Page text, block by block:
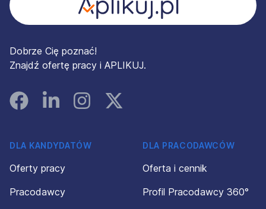
Dobrze Cię poznać!
Znajdź ofertę pracy i APLIKUJ.
FacebookLinked InInstagramInstagram
DLA KANDYDATÓW
Oferty pracy
Pracodawcy
DLA PRACODAWCÓW
Oferta i cennik
Profil Pracodawcy 360°